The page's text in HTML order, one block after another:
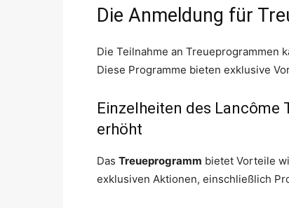
Die Anmeldung für
Die Teilnahme an Treueprogrammen
Diese Programme bieten exklusive
Einzelheiten des Lancôme
erhöht
Das Treueprogramm bietet Vorteile
exklusiven Aktionen, einschließlich